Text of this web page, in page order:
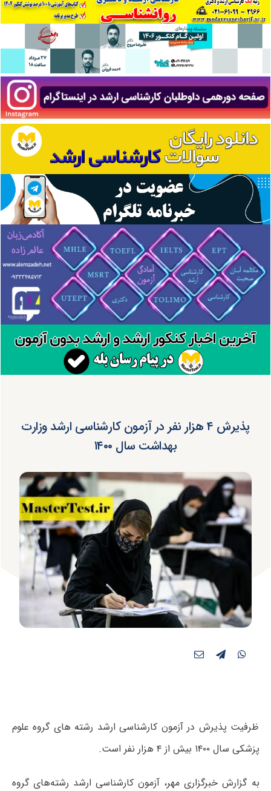
پذیرش ۴ هزار نفر در آزمون کارشناسی ارشد وزارت
بهداشت سال ۱۴۰۰
ظرفیت پذیرش در آزمون کارشناسی ارشد رشته های گروه علوم
پزشکی سال ۱۴۰۰ بیش از ۴ هزار نفر است.
به گزارش خبرگزاری مهر، آزمون کارشناسی ارشد رشته‌های گروه